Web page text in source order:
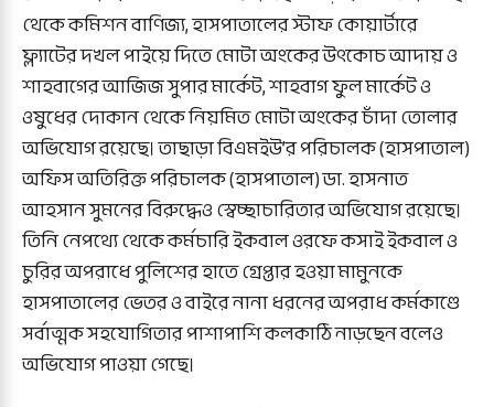
থেকে কমিশন বাণিজ্য, হাসপাতালের স্টাফ কোয়ার্টারে
ফ্ল্যাটের দখল পাইয়ে দিতে মোটা অংকের উৎকোচ আদায় ও
শাহবাগের আজিজ সুপার মার্কেট, শাহবাগ ফুল মার্কেট ও
ওষুধের দোকান থেকে নিয়মিত মোটা অংকের চাঁদা তোলার
অভিযোগ রয়েছে। তাছাড়া বিএমইউ’র পরিচালক (হাসপাতাল)
অফিস অতিরিক্ত পরিচালক (হাসপাতাল) ডা. হাসনাত
আহসান সুমনের বিরুদ্ধেও স্বেচ্ছাচারিতার অভিযোগ রয়েছে।
তিনি নেপথ্যে থেকে কর্মচারি ইকবাল ওরফে কসাই ইকবাল ও
চুরির অপরাধে পুলিশের হাতে গ্রেপ্তার হওয়া মামুনকে
হাসপাতালের ভেতর ও বাইরে নানা ধরনের অপরাধ কর্মকাণ্ডে
সর্বাত্মক সহযোগিতার পাশাপাশি কলকাঠি নাড়ছেন বলেও
অভিযোগ পাওয়া গেছে।